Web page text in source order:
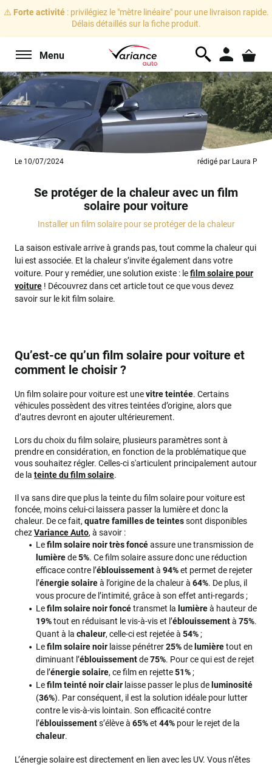
⚠️ Forte activité: privilégiez le "mètre linéaire" pour une livraison rapide.
Délais détaillés sur la fiche produit.
Menu
Le 10/07/2024 rédigé par Laura P
Se protéger de la chaleur avec un film
solaire pour voiture
Installer un film solaire pour se protéger de la chaleur
La saison estivale arrive à grands pas, tout comme la chaleur qui
lui est associée. Et la chaleur s’invite également dans votre
voiture. Pour y remédier, une solution existe : lefilm solaire pour
voiture ! Découvrez dans cet article tout ce que vous devez
savoir sur le kit film solaire.
Qu’est-ce qu’un film solaire pour voiture et
comment le choisir ?
Un film solaire pour voiture est unevitre teintée. Certains
véhicules possèdent des vitres teintées d’origine, alors que
d’autres devront en ajouter ultérieurement.
Lors du choix du film solaire, plusieurs paramètres sont à
prendre en considération, en fonction de la problématique que
vous souhaitez régler. Celles-ci s'articulent principalement autour
de la teinte du film solaire.
Il va sans dire que plus la teinte du film solaire pour voiture est
foncée, moins celui-ci laissera passer la lumière et donc la
chaleur. De ce fait, quatre familles de teintessont disponibles
chezVariance Auto, à savoir :
Lefilm solaire noir très foncéassure une transmission de
lumièrede5%. Ce film solaire assure donc une réduction
efficace contre l’éblouissementà 94%et permet de rejeter
l’énergie solaireà l’origine de la chaleur à 64%. De plus, il
vous procure de l’intimité, grâce à son effet anti-regards ;
Lefilm solaire noir foncétransmet la lumièreà hauteur de
19%tout en réduisant le vis-à-vis et l’éblouissementà 75%.
Quant à la chaleur, celle-ci est rejetée à 54%;
Lefilm solaire noirlaisse pénétrer25%de lumièretout en
diminuant l’éblouissementde75%. Pour ce qui est de rejet
de l’énergie solaire, ce film en rejette51%;
Lefilm teinté noir clairlaisse passer le plus de luminosité
(36%). Par conséquent, il est la solution idéale pour lutter
contre le vis-à-vis lointain. Son efficacité contre
l’éblouissements’élève à 65%et 44%pour le rejet de la
chaleur.
L’énergie solaire est directement en lien avec les UV. Vous n’êtes